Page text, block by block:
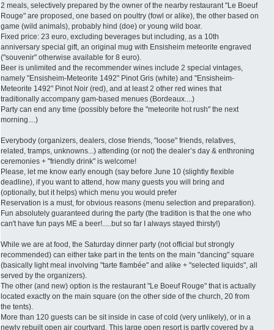
2 meals, selectively prepared by the owner of the nearby restaurant "Le Boeuf
Rouge" are proposed, one based on poultry (fowl or alike), the other based on
game (wild animals), probably hind (doe) or young wild boar.
Fixed price: 23 euro, excluding beverages but including, as a 10th
anniversary special gift, an original mug with Ensisheim meteorite engraved
("souvenir" otherwise available for 8 euro).
Beer is unlimited and the recommender wines include 2 special vintages,
namely "Ensisheim-Meteorite 1492" Pinot Gris (white) and "Ensisheim-
Meteorite 1492" Pinot Noir (red), and at least 2 other red wines that
traditionally accompany gam-based menues (Bordeaux....)
Party can end any time (possibly before the "meteorite hot rush" the next
morning....)
Everybody (organizers, dealers, close friends, "loose" friends, relatives,
related, tramps, unknowns...) attending (or not) the dealer’s day & enthroning
ceremonies + "friendly drink" is welcome!
Please, let me know early enough (say before June 10 (slightly flexible
deadline), if you want to attend, how many guests you will bring and
(optionally, but it helps) which menu you would prefer
Reservation is a must, for obvious reasons (menu selection and preparation).
Fun absolutely guaranteed during the party (the tradition is that the one who
can't have fun pays ME a beer!.....but so far I always stayed thirsty!)
While we are at food, the Saturday dinner party (not official but strongly
recommended) can either take part in the tents on the main "dancing" square
(basically light meal involving "tarte flambée" and alike + "selected liquids", all
served by the organizers).
The other (and new) option is the restaurant "Le Boeuf Rouge" that is actually
located exactly on the main square (on the other side of the church, 20 from
the tents).
More than 120 guests can be sit inside in case of cold (very unlikely), or in a
newly rebuilt open air courtyard. This large open resort is partly covered by a